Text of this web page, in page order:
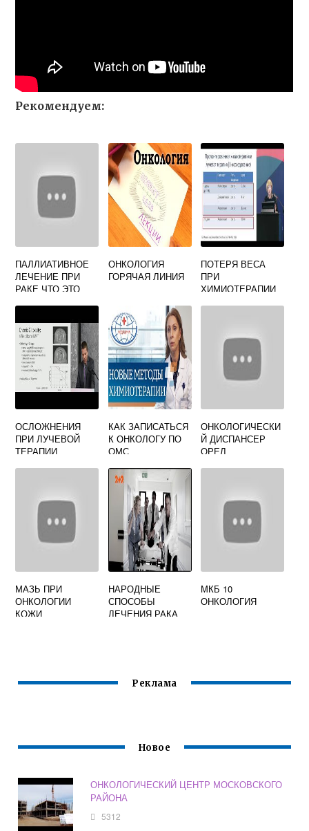
Рекомендуем:
ПАЛЛИАТИВНОЕ
ЛЕЧЕНИЕ ПРИ
РАКЕ ЧТО ЭТО
ОНКОЛОГИЯ
ГОРЯЧАЯ ЛИНИЯ
ПОТЕРЯ ВЕСА
ПРИ
ХИМИОТЕРАПИИ
ОСЛОЖНЕНИЯ
ПРИ ЛУЧЕВОЙ
ТЕРАПИИ
КАК ЗАПИСАТЬСЯ
К ОНКОЛОГУ ПО
ОМС
ОНКОЛОГИЧЕСКИ
Й ДИСПАНСЕР
ОРЕЛ
МАЗЬ ПРИ
ОНКОЛОГИИ
КОЖИ
НАРОДНЫЕ
СПОСОБЫ
ЛЕЧЕНИЯ РАКА
МКБ 10
ОНКОЛОГИЯ
Реклама
Новое
ОНКОЛОГИЧЕСКИЙ ЦЕНТР МОСКОВСКОГО
РАЙОНА
5312